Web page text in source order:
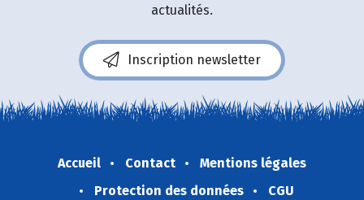
actualités.
Inscription newsletter
Accueil Contact
Mentions légales
Protection des données
CGU